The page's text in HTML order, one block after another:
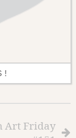
!
Art Friday